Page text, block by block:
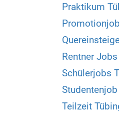
Praktikum
Rentner
Schülerjobs
Teilzeit